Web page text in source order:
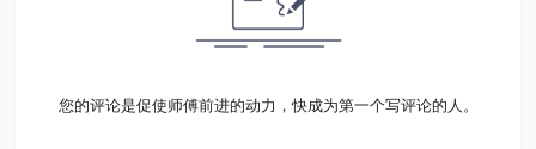
您的评论是促使师傅前进的动力，快成为第一个写评论的人。